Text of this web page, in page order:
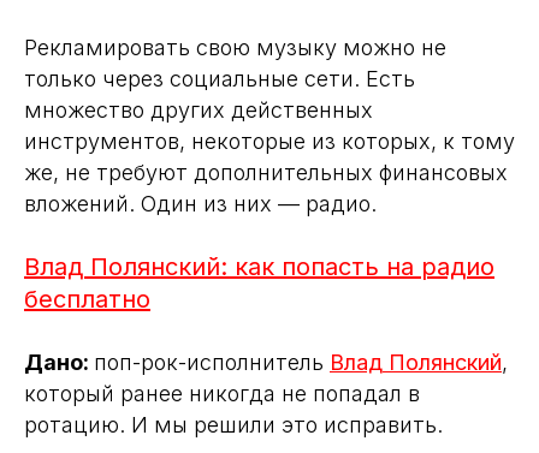
Рекламировать свою музыку можно не
только через социальные сети. Есть
множество других действенных
инструментов, некоторые из которых, к тому
же, не требуют дополнительных финансовых
вложений. Один из них — радио.
Влад Полянский: как попасть на радио
бесплатно
Дано: поп-рок-исполнитель Влад Полянский,
который ранее никогда не попадал в
ротацию. И мы решили это исправить.